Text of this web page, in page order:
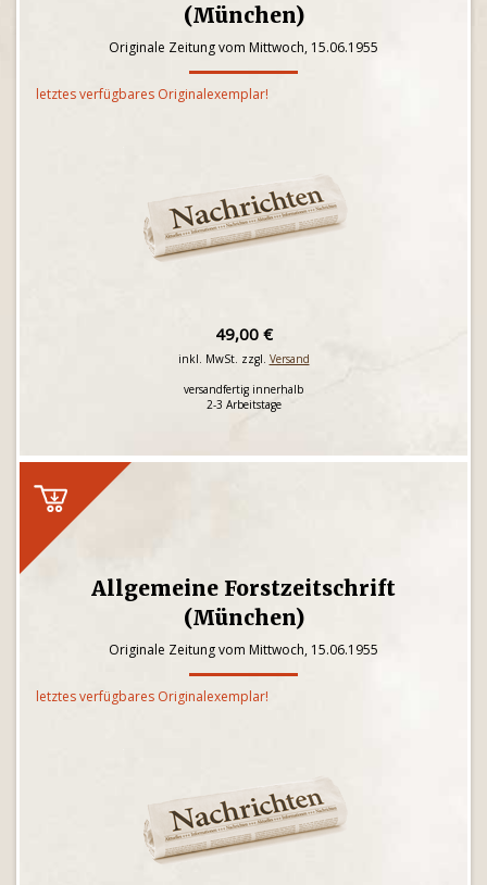
(München)
Originale Zeitung vom Mittwoch, 15.06.1955
letztes verfügbares Originalexemplar!
49,00 €
inkl. MwSt. zzgl. Versand
versandfertig innerhalb
2-3 Arbeitstage
Allgemeine Forstzeitschrift
(München)
Originale Zeitung vom Mittwoch, 15.06.1955
letztes verfügbares Originalexemplar!